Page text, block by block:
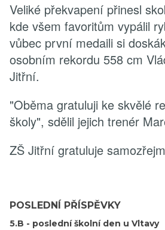
Veliké překvapení přinesl
kde všem favoritům vypálil
vůbec první medaili si
osobním rekordu 558 cm
Jitřní.
"Oběma gratuluji ke skvělé
školy", sdělil jejich trenér
ZŠ Jitřní gratuluje
POSLEDNÍ PŘÍSPĚVKY
5.B - poslední školní den u Vltavy